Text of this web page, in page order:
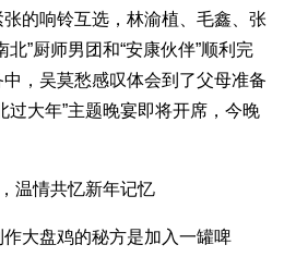
的响铃互选，林渝植、毛鑫、张
”厨师男团和“安康伙伴”顺利完
，吴莫愁感叹体会到了父母准备
过大年”主题晚宴即将开席，今晚
温情共忆新年记忆
大盘鸡的秘方是加入一罐啤